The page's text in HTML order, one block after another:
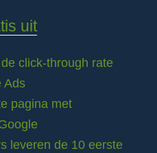
uit
click-through rate
Ads
pagina met
leveren de 10 eerste